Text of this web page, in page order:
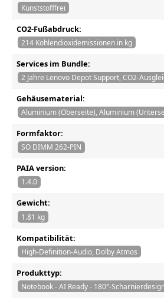
Kunststofffrei
CO2-Fußabdruck:
214 Kohlendioxidemissionen in kg
Services im Bundle:
2 Jahre Lenovo Depot Support, CO2-
Gehäusematerial:
Aluminium (Oberseite), Aluminium
Formfaktor:
SO DIMM 262-PIN
PAIA version:
1.4.0
Gewicht:
1.81 kg
Kompatibilität:
High-Definition-Audio, Dolby Atmos
Produkttyp:
Notebook - AI Ready - 180°-